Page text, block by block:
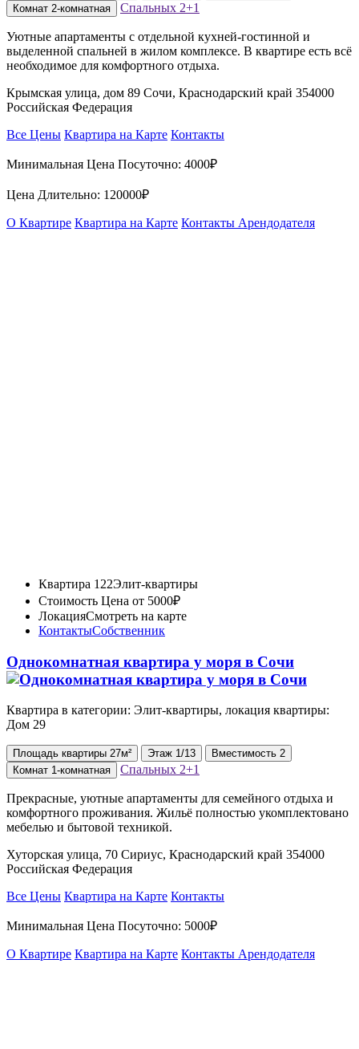
Комнат 2-комнатная Спальных 2+1
Уютные апартаменты с отдельной кухней-гостинной и
выделенной спальней в жилом комплексе. В квартире есть всё
необходимое для комфортного отдыха.
Крымская улица, дом 89 Сочи, Краснодарский край 354000
Российская Федерация
Все Цены Квартира на Карте Контакты
Минимальная Цена Посуточно: 4000₽
Цена Длительно: 120000₽
О Квартире Квартира на Карте Контакты Арендодателя
Квартира 122Элит-квартиры
Стоимость Цена от 5000₽
ЛокацияСмотреть на карте
КонтактыСобственник
Однокомнатная квартира у моря в Сочи
Квартира в категории: Элит-квартиры, локация квартиры:
Дом 29
Площадь квартиры 27м² Этаж 1/13 Вместимость 2
Комнат 1-комнатная Спальных 2+1
Прекрасные, уютные апартаменты для семейного отдыха и
комфортного проживания. Жильё полностью укомплектовано
мебелью и бытовой техникой.
Хуторская улица, 70 Сириус, Краснодарский край 354000
Российская Федерация
Все Цены Квартира на Карте Контакты
Минимальная Цена Посуточно: 5000₽
О Квартире Квартира на Карте Контакты Арендодателя